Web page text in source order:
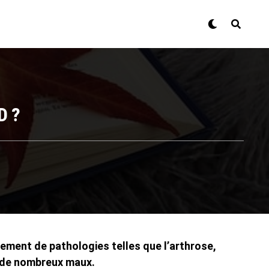
?
de pathologies telles que l’arthrose,
nombreux maux.